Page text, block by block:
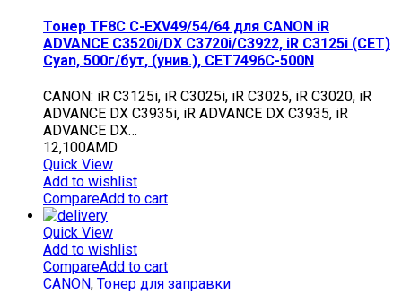
Тонер TF8C C-EXV49/54/64 для CANON iR
ADVANCE C3520i/DX C3720i/C3922, iR C3125i (CET)
Cyan, 500г/бут, (унив.), CET7496C-500N
CANON: iR C3125i, iR C3025i, iR C3025, iR C3020, iR
ADVANCE DX C3935i, iR ADVANCE DX C3935, iR
ADVANCE DX…
12,100AMD
Quick View
Add to wishlist
CompareAdd to cart
Quick View
Add to wishlist
CompareAdd to cart
CANON, Тонер для заправки